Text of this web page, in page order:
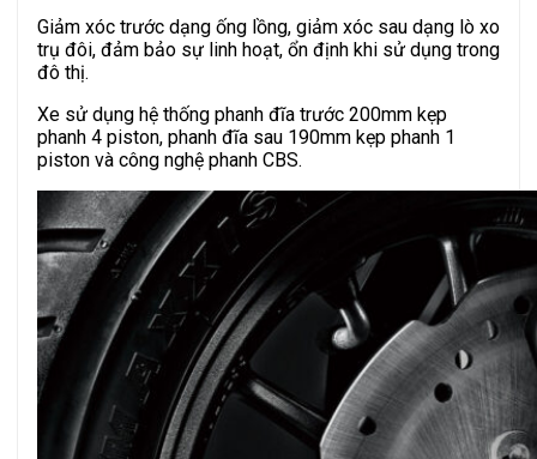
Giảm xóc trước dạng ống lồng, giảm xóc sau dạng lò xo
trụ đôi, đảm bảo sự linh hoạt, ổn định khi sử dụng trong
đô thị.
Xe sử dụng hệ thống phanh đĩa trước 200mm kẹp
phanh 4 piston, phanh đĩa sau 190mm kẹp phanh 1
piston và công nghệ phanh CBS.